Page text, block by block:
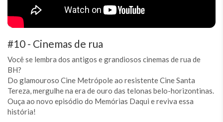
#10 - Cinemas de rua
Você se lembra dos antigos e grandiosos cinemas de rua de
BH?
Do glamouroso Cine Metrópole ao resistente Cine Santa
Tereza, mergulhe na era de ouro das telonas belo-horizontinas.
Ouça ao novo episódio do Memórias Daqui e reviva essa
história!